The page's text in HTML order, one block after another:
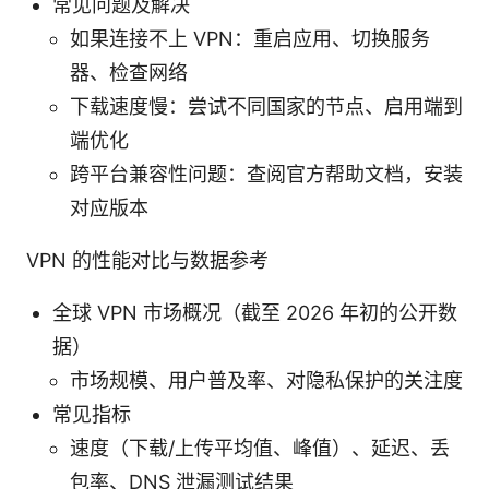
如果连接不上 VPN：重启应用、切换服务
器、检查网络
下载速度慢：尝试不同国家的节点、启用端到
端优化
跨平台兼容性问题：查阅官方帮助文档，安装
对应版本
VPN 的性能对比与数据参考
全球 VPN 市场概况（截至 2026 年初的公开数
据）
市场规模、用户普及率、对隐私保护的关注度
常见指标
速度（下载/上传平均值、峰值）、延迟、丢
包率、DNS 泄漏测试结果